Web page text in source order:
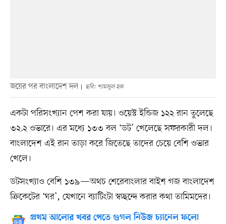
জয়ের পর বাংলাদেশ দল ছবি: শামসুল হক
একটা পরিসংখ্যান পেশ করা যায়। ওয়েস্ট ইন্ডিজ ১২২ রান তুলেছে
৩২.২ ওভারে। এর মধ্যে ১৩৩ বল ‘ডট’ খেলেছে সফরকারী দল।
বাংলাদেশ এই রান তাড়া করে জিতেছে তাদের চেয়ে বেশি ওভার
খেলে।
ডটসংখ্যাও বেশি ১৩৯—অথচ শেরেবাংলার বাইশ গজ বাংলাদেশ
ক্রিকেটের ‘ঘর’, যেখানে ব্যাটিংটা স্বচ্ছন্দে করার কথা তামিমদের।
প্রথম আলোর খবর পেতে গুগল নিউজ চ্যানেল ফলো